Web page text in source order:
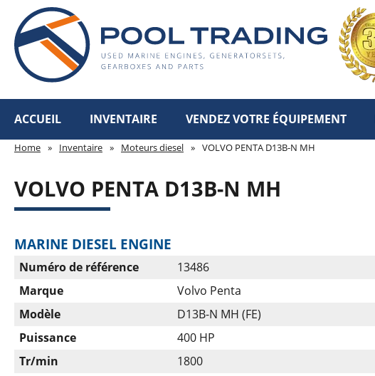
ACCUEIL INVENTAIRE VENDEZ VOTRE ÉQUIPEMENT
Home » Inventaire » Moteurs diesel » VOLVO PENTA D13B-N MH
VOLVO PENTA D13B-N MH
MARINE DIESEL ENGINE
Numéro de référence
13486
Marque
Volvo Penta
Modèle
D13B-N MH (FE)
Puissance
400 HP
Tr/min
1800